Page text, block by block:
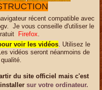
récent compatible avec
Je vous conseille d'utiliser le
Firefox.
voir les vidéos. Utilisez le
vidéos seront néanmoins de
du site officiel mais c'est
sur votre ordinateur.